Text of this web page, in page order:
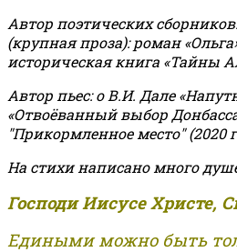
Автор поэтических
(крупная проза): роман
историческая книга «Тайны
Автор пьес: о В.И. Дале
«Отвоёванный выбор
"Прикормленное место" (2020
На стихи написано много
Господи Иисусе
Едиными можно быть